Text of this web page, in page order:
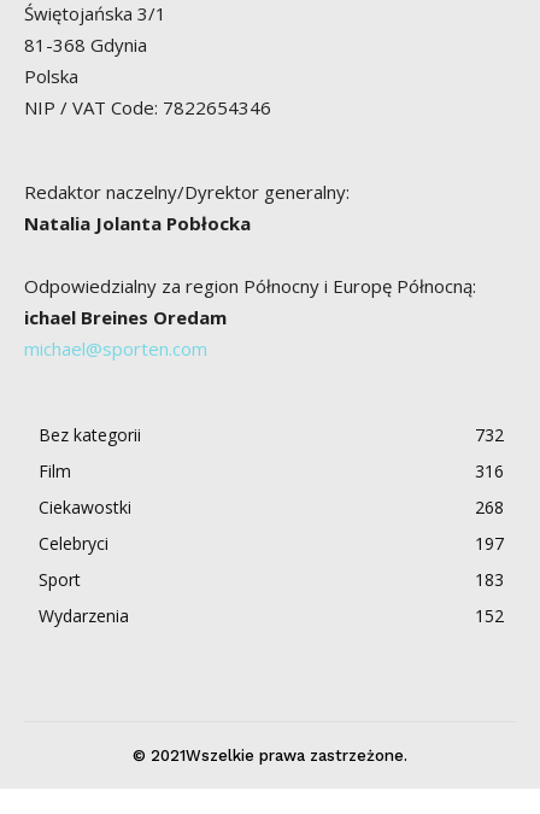
Świętojańska 3/1
81-368 Gdynia
Polska
NIP / VAT Code: 7822654346
Redaktor naczelny/Dyrektor generalny:
Natalia Jolanta Pobłocka
Odpowiedzialny za region Północny i Europę Północną:
ichael Breines Oredam
michael@sporten.com
Bez kategorii
732
Film
316
Ciekawostki
268
Celebryci
197
Sport
183
Wydarzenia
152
© 2021Wszelkie prawa zastrzeżone.